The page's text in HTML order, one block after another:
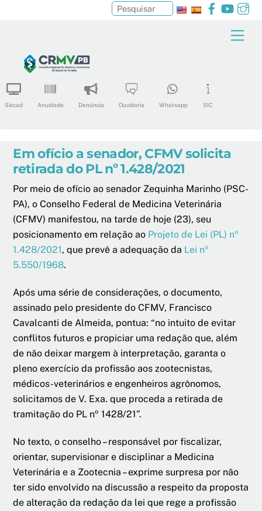
content
Facebook
Siscad Anuidade Denúncia Ouvidoria Whatsapp SIC
Pesquisar
Em ofício a senador, CFMV solicita
retirada do PL nº 1.428/2021
Por meio de ofício ao senador Zequinha Marinho (PSC-
PA), o Conselho Federal de Medicina Veterinária
(CFMV) manifestou, na tarde de hoje (23), seu
posicionamento em relação ao Projeto de Lei (PL) nº
1.428/2021, que prevê a adequação da Lei nº
5.550/1968.
Após uma série de considerações, o documento,
assinado pelo presidente do CFMV, Francisco
Cavalcanti de Almeida, pontua: “no intuito de evitar
conflitos futuros e propiciar uma redação que, além
de não deixar margem à interpretação, garanta o
pleno exercício da profissão aos zootecnistas,
médicos-veterinários e engenheiros agrônomos,
solicitamos de V. Exa. que proceda a retirada de
tramitação do PL nº 1428/21”.
No texto, o conselho – responsável por fiscalizar,
orientar, supervisionar e disciplinar a Medicina
Veterinária e a Zootecnia – exprime surpresa por não
ter sido envolvido na discussão a respeito da proposta
de alteração da redação da lei que rege a profissão